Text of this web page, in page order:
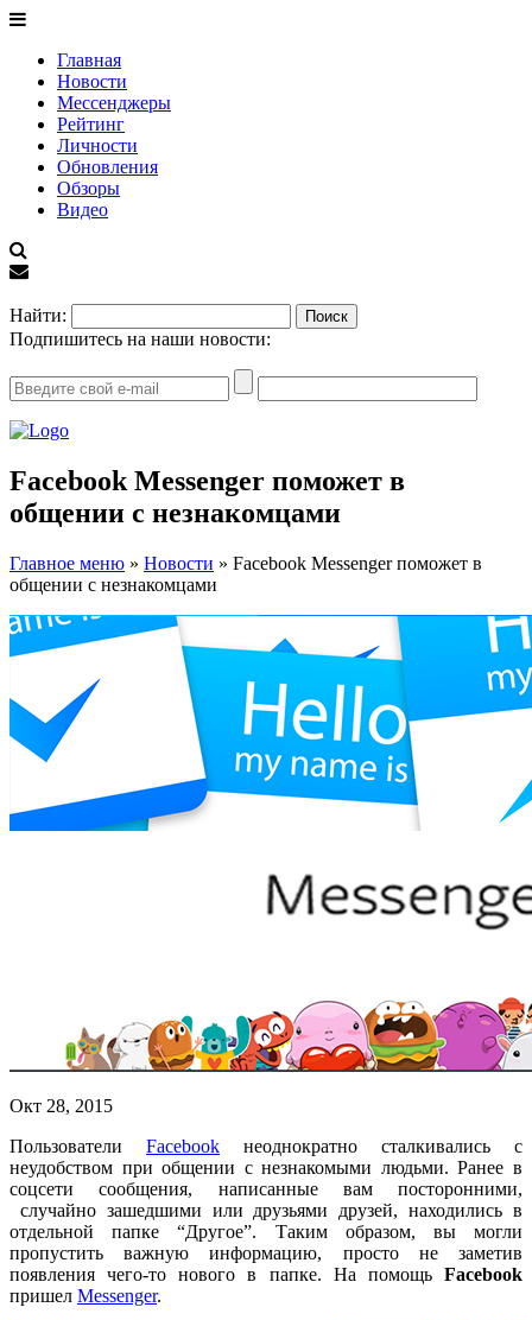
Главная
Новости
Мессенджеры
Рейтинг
Личности
Обновления
Обзоры
Видео
Найти:
Подпишитесь на наши новости:
Facebook Messenger поможет в
общении с незнакомцами
Главное меню » Новости » Facebook Messenger поможет в
общении с незнакомцами
Окт 28, 2015
Пользователи Facebook неоднократно сталкивались с
неудобством при общении с незнакомыми людьми. Ранее в
соцсети сообщения, написанные вам посторонними,
случайно зашедшими или друзьями друзей, находились в
отдельной папке “Другое”. Таким образом, вы могли
пропустить важную информацию, просто не заметив
появления чего-то нового в папке. На помощь Facebook
пришел Messenger.